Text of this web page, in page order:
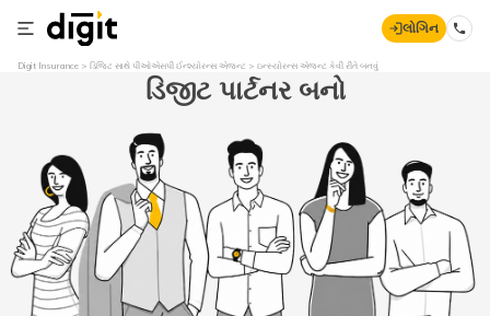
લોગિન
Digit Insurance ડિજિટ સાથે પીઓએસપી ઈન્શ્યોરન્સ એજન્ટ ઇન્સ્યોરન્સ એજન્ટ કેવી રીતે બનવું
ડિજીટ પાર્ટનર બનો